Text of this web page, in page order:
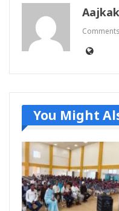
Comments
You Might